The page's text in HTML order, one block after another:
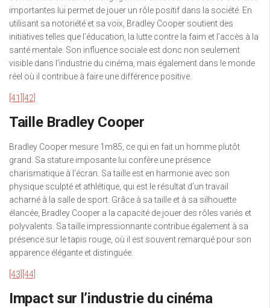
importantes lui permet de jouer un rôle positif dans la société. En
utilisant sa notoriété et sa voix, Bradley Cooper soutient des
initiatives telles que l’éducation, la lutte contre la faim et l’accès à la
santé mentale. Son influence sociale est donc non seulement
visible dans l’industrie du cinéma, mais également dans le monde
réel où il contribue à faire une différence positive.
[41] [42]
Taille Bradley Cooper
Bradley Cooper mesure 1m85, ce qui en fait un homme plutôt
grand. Sa stature imposante lui confère une présence
charismatique à l’écran. Sa taille est en harmonie avec son
physique sculpté et athlétique, qui est le résultat d’un travail
acharné à la salle de sport. Grâce à sa taille et à sa silhouette
élancée, Bradley Cooper a la capacité de jouer des rôles variés et
polyvalents. Sa taille impressionnante contribue également à sa
présence sur le tapis rouge, où il est souvent remarqué pour son
apparence élégante et distinguée.
[43] [44]
Impact sur l’industrie du cinéma